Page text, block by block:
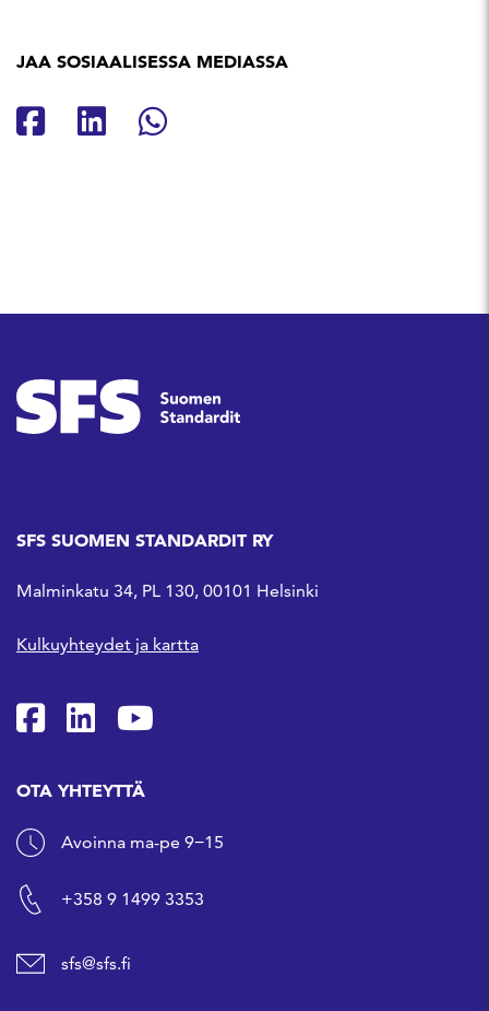
JAA SOSIAALISESSA MEDIASSA
Jaa Facebookissa
Jaa Linkedinissä
Jaa Whatsappissa
SFS SUOMEN STANDARDIT RY
Malminkatu 34, PL 130, 00101 Helsinki
Kulkuyhteydet ja kartta
SFS Facebookissa
SFS Linkedinissä
SFS Youtubessa
OTA YHTEYTTÄ
Avoinna ma-pe 9−15
+358 9 1499 3353
sfs@sfs.fi